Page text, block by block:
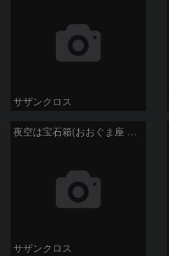
サザンクロス
夜空は宝石箱(おおぐま座 NGC3198) Seestar50
サザンクロス